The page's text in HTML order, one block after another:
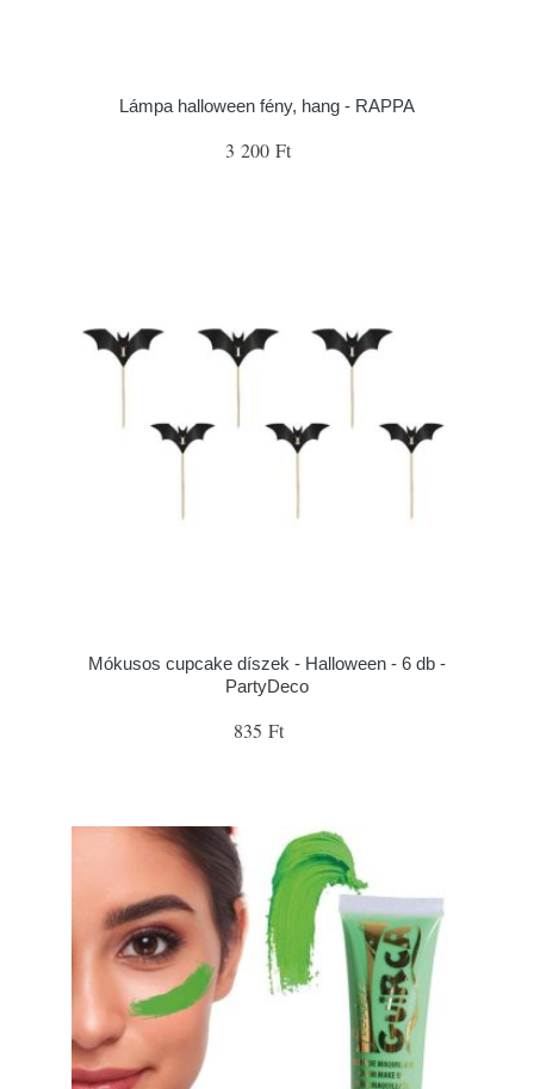
Lámpa halloween fény, hang - RAPPA
3 200 Ft
Mókusos cupcake díszek - Halloween - 6 db -
PartyDeco
835 Ft